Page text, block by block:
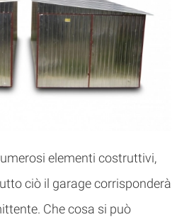
elementi costruttivi,
ciò il garage corrisponderà
Che cosa si può